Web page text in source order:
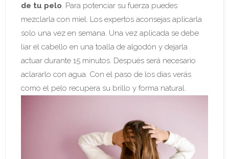
de tu pelo. Para potenciar su fuerza puedes
mezclarla con miel. Los expertos aconsejas aplicarla
solo una vez en semana. Una vez aplicada se debe
liar el cabello en una toalla de algodón y dejarla
actuar durante 15 minutos. Después será necesario
aclararlo con agua. Con el paso de los días verás
como el pelo recupera su brillo y forma natural.